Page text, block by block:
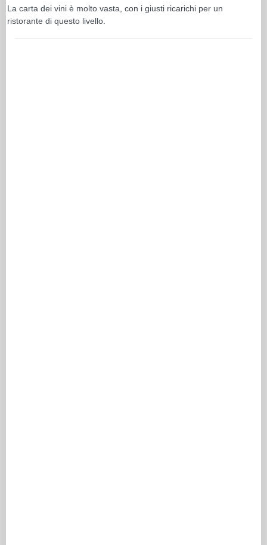
La carta dei vini è molto vasta, con i giusti ricarichi per un
ristorante di questo livello.